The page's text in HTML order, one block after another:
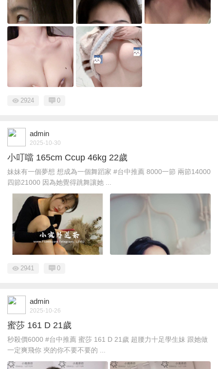
2924 0
admin
2025-10-30
小叮噹 165cm Ccup 46kg 22歲
妹妹有一個夢想 想成為一個舞蹈家 #台中推薦 8000一節 兩節14000
四節21000 因為她覺得跳舞讓她 ...
2941 0
admin
2025-10-26
蜜莎 161 D 21歲
秒殺價6000 #台中推薦 蜜莎 161 D 21歲 超腰力十足學生妹 跟她做
一定爽飛你 夾的你不要不要的 ...